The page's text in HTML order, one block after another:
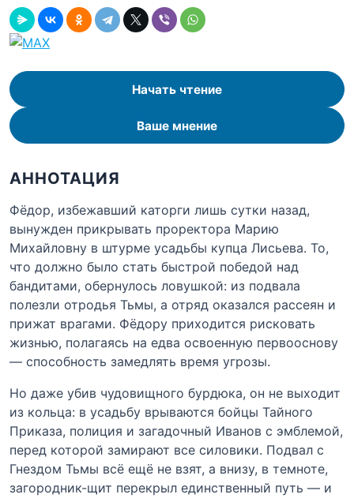
Начать чтение
Ваше мнение
АННОТАЦИЯ
Фёдор, избежавший каторги лишь сутки назад,
вынужден прикрывать проректора Марию
Михайловну в штурме усадьбы купца Лисьева. То,
что должно было стать быстрой победой над
бандитами, обернулось ловушкой: из подвала
полезли отродья Тьмы, а отряд оказался рассеян и
прижат врагами. Фёдору приходится рисковать
жизнью, полагаясь на едва освоенную первооснову
— способность замедлять время угрозы.
Но даже убив чудовищного бурдюка, он не выходит
из кольца: в усадьбу врываются бойцы Тайного
Приказа, полиция и загадочный Иванов с эмблемой,
перед которой замирают все силовики. Подвал с
Гнездом Тьмы всё ещё не взят, а внизу, в темноте,
загородник-щит перекрыл единственный путь — и